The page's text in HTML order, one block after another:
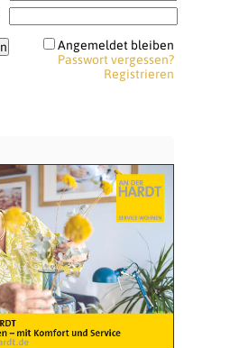
Angemeldet bleiben
Passwort vergessen?
Registrieren